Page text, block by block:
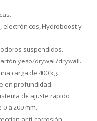
electrónicos, Hydroboost y
suspendidos.
yeso/drywall/drywall.
carga de 400 kg.
en profundidad.
de ajuste rápido.
a 200 mm.
anti-corrosión.